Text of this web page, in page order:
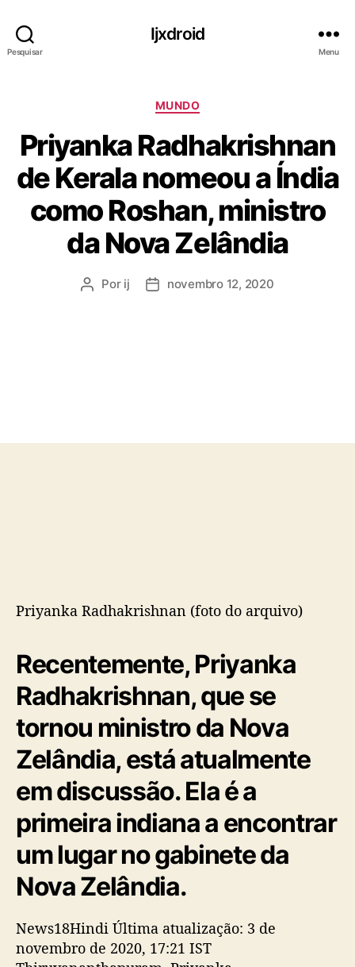
Pesquisar
Ijxdroid
Menu
C
t
e
g
o
r
i
a
MUNDO
Priyanka Radhakrishnan
de Kerala nomeou a Índia
como Roshan, ministro
da Nova Zelândia
A
s
Por ij
D
l
novembro 12, 2020
Priyanka Radhakrishnan (foto do arquivo)
Recentemente, Priyanka
Radhakrishnan, que se
tornou ministro da Nova
Zelândia, está atualmente
em discussão. Ela é a
primeira indiana a encontrar
um lugar no gabinete da
Nova Zelândia.
News18Hindi Última atualização: 3 de
novembro de 2020, 17:21 IST